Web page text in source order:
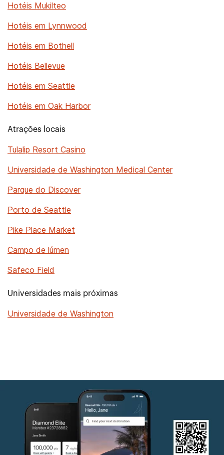
Hotéis Mukilteo
Hotéis em Lynnwood
Hotéis em Bothell
Hotéis Bellevue
Hotéis em Seattle
Hotéis em Oak Harbor
Atrações locais
Tulalip Resort Casino
Universidade de Washington Medical Center
Parque do Discover
Porto de Seattle
Pike Place Market
Campo de lúmen
Safeco Field
Universidades mais próximas
Universidade de Washington